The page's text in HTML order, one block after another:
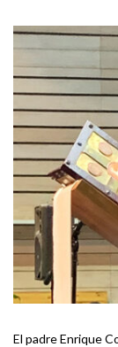
El padre Enrique